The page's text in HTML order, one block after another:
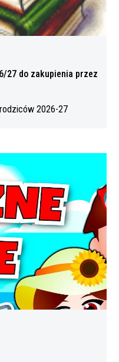
27 do zakupienia przez
2026-27